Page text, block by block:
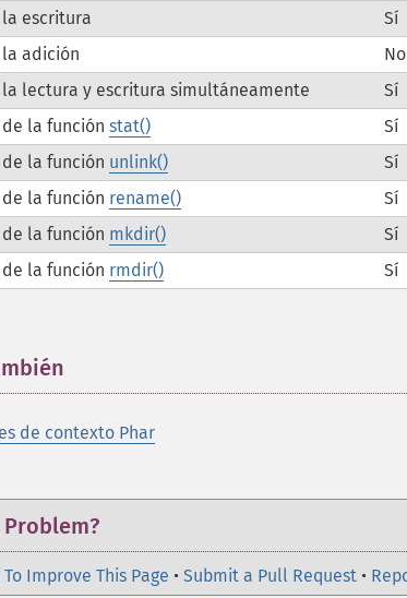
escritura
Sí
adición
No
lectura y escritura simultáneamente
Sí
de la funciónstat()
Sí
la función unlink()
Sí
la función rename()
Sí
la función mkdir()
Sí
la función rmdir() Sí
de contexto Phar
Improve This Page • Submit a Pull Request •